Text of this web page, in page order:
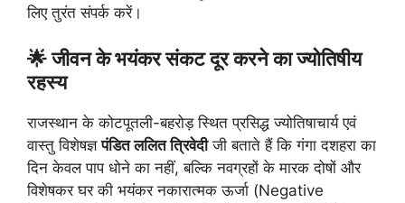
लिए तुरंत संपर्क करें।
🌟 जीवन के भयंकर संकट दूर करने का ज्योतिषीय
रहस्य
राजस्थान के कोटपूतली-बहरोड़ स्थित प्रसिद्ध ज्योतिषाचार्य एवं
वास्तु विशेषज्ञपंडित ललित त्रिवेदीजी बताते हैं कि गंगा दशहरा का
दिन केवल पाप धोने का नहीं, बल्कि नवग्रहों के मारक दोषों और
विशेषकर घर की भयंकर नकारात्मक ऊर्जा (Negative